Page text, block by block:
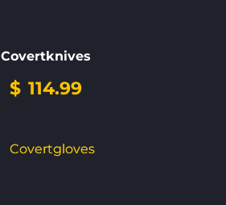
Covertknives
$ 114.99